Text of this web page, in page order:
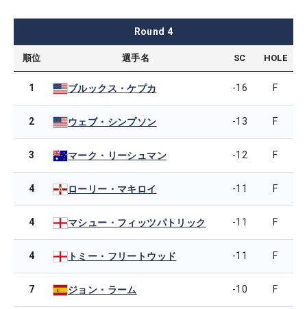
Round 4
順位 選手名 SC HOLE
1 ブルックス・ケプカ -16 F
2 ウェブ・シンプソン -13 F
3 マーク・リーシュマン -12 F
4 ローリー・マキロイ -11 F
4 マシュー・フィッツパトリック -11 F
4 トミー・フリートウッド -11 F
7 ジョン・ラーム -10 F